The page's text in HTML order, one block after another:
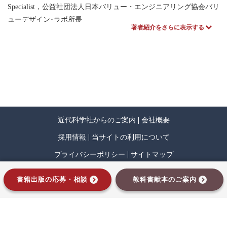
第4章 不便益を実現するデザインアプローチ
4.1 従来のデザインアプローチ
4.2 不便益を実現するデザインアプローチの提案
Specialist，公益社団法人日本バリュー・エンジニアリング協会バリ
ューデザイン･ラボ所長
担当章：第2章
松澤 郁夫（まつざわ いくお）
Certified Value Specialist
担当章：第4章
著者紹介をさらに表示する
近代科学社からのご案内 会社概要
採用情報 当サイトの利用について
プライバシーポリシー サイトマップ
インプレスグループ
書籍出版の応募・相談 教科書献本のご案内